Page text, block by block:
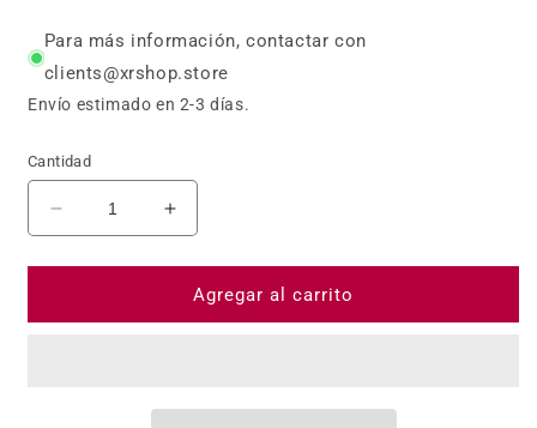
Para más información, contactar con
clients@xrshop.store
Envío estimado en 2-3 días.
Cantidad
Reducir cantidad para HTC VIVE XR Elite All-in-
Aumentar cantidad para HTC VIVE
Agregar al carrito